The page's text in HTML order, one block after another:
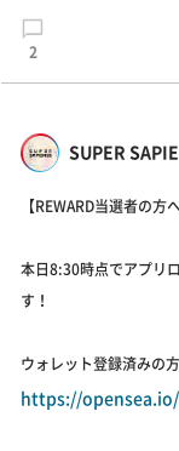
2
SUPER
【REWARD当選者の方
本日8:30時点でアプリ
す！
ウォレット登録済みの
https://